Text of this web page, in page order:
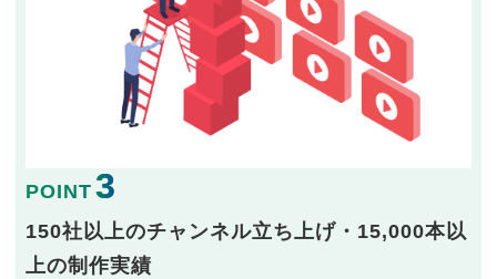
POINT 3
150社以上のチャンネル立ち上げ・15,000本以
上の制作実績